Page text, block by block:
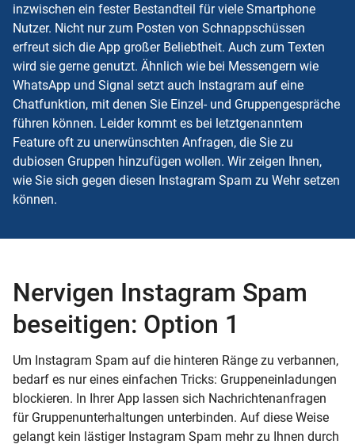
inzwischen ein fester Bestandteil für viele Smartphone
Nutzer. Nicht nur zum Posten von Schnappschüssen
erfreut sich die App großer Beliebtheit. Auch zum Texten
wird sie gerne genutzt. Ähnlich wie bei Messengern wie
WhatsApp und Signal setzt auch Instagram auf eine
Chatfunktion, mit denen Sie Einzel- und Gruppengespräche
führen können. Leider kommt es bei letztgenanntem
Feature oft zu unerwünschten Anfragen, die Sie zu
dubiosen Gruppen hinzufügen wollen. Wir zeigen Ihnen,
wie Sie sich gegen diesen Instagram Spam zu Wehr setzen
können.
Nervigen Instagram Spam
beseitigen: Option 1
Um Instagram Spam auf die hinteren Ränge zu verbannen,
bedarf es nur eines einfachen Tricks: Gruppeneinladungen
blockieren. In Ihrer App lassen sich Nachrichtenanfragen
für Gruppenunterhaltungen unterbinden. Auf diese Weise
gelangt kein lästiger Instagram Spam mehr zu Ihnen durch